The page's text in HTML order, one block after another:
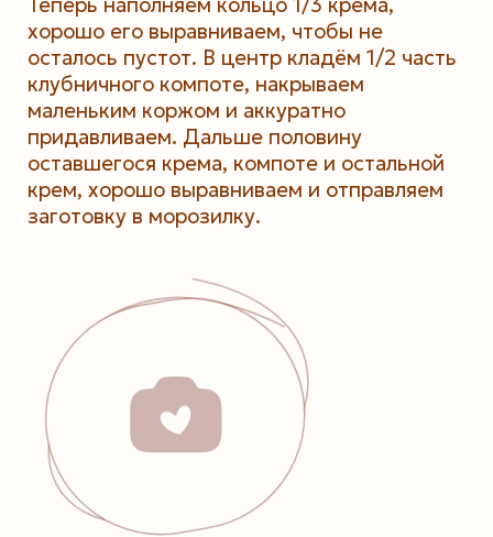
Теперь наполняем кольцо 1/3 крема,
хорошо его выравниваем, чтобы не
осталось пустот. В центр кладём 1/2 часть
клубничного компоте, накрываем
маленьким коржом и аккуратно
придавливаем. Дальше половину
оставшегося крема, компоте и остальной
крем, хорошо выравниваем и отправляем
заготовку в морозилку.